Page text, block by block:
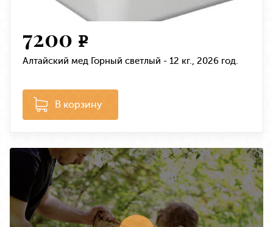
7200 e
Алтайский мед Горный светлый - 12 кг., 2026 год.
В корзину